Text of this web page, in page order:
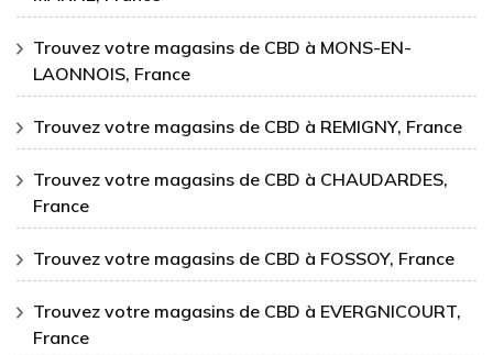
Trouvez votre magasins de CBD à MONS-EN-
LAONNOIS, France
Trouvez votre magasins de CBD à REMIGNY, France
Trouvez votre magasins de CBD à CHAUDARDES,
France
Trouvez votre magasins de CBD à FOSSOY, France
Trouvez votre magasins de CBD à EVERGNICOURT,
France